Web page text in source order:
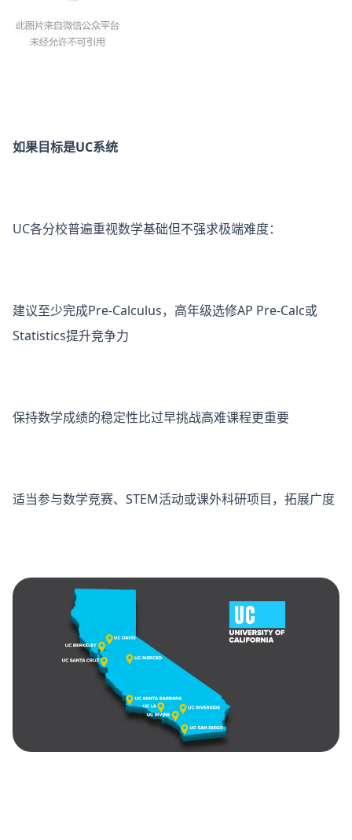
如果目标是UC系统
UC各分校普遍重视数学基础但不强求极端难度：
建议至少完成Pre-Calculus，高年级选修AP Pre-Calc或
Statistics提升竞争力
保持数学成绩的稳定性比过早挑战高难课程更重要
适当参与数学竞赛、STEM活动或课外科研项目，拓展广度